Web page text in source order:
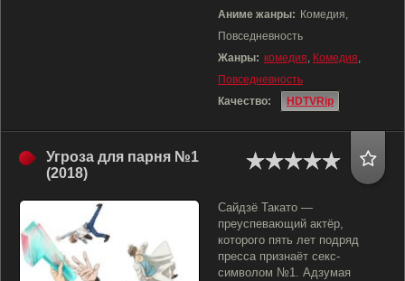
Аниме жанры: Комедия,
Повседневность
Жанры: комедия, Комедия,
Повседневность
Качество:
HDTVRip
Угроза для парня №1
(2018)
Сайдзё Такато —
преуспевающий актёр,
которого пять лет подряд
пресса признаёт секс-
символом №1. Адзумая